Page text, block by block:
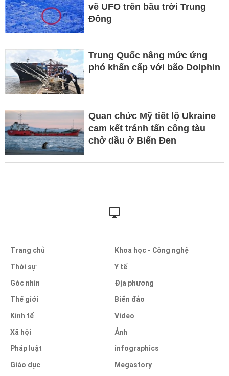
về UFO trên bầu trời Trung
Đông
Trung Quốc nâng mức ứng
phó khẩn cấp với bão Dolphin
Quan chức Mỹ tiết lộ Ukraine
cam kết tránh tấn công tàu
chở dầu ở Biển Đen
Trang chủ
Thời sự
Góc nhìn
Thế giới
Kinh tế
Xã hội
Pháp luật
Giáo dục
Khoa học - Công nghệ
Y tế
Địa phương
Biển đảo
Video
Ảnh
infographics
Megastory